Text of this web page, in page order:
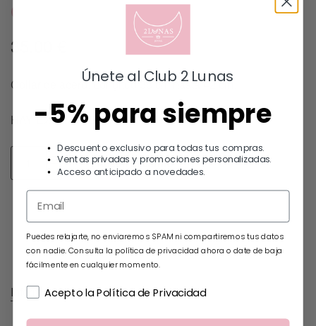
OCTAVIA
35.00
Collar de acero. Longitud 38 cm hasta 42 cm.
HAY EXISTENCIAS
Añadir al carrito
Información adicional
Únete al Club 2 Lunas
-5% para siempre
Descuento exclusivo para todas tus compras.
Ventas privadas y promociones personalizadas.
Acceso anticipado a novedades.
Puedes relajarte, no enviaremos SPAM ni compartiremos tus datos
con nadie. Consulta la política de privacidad ahora o date de baja
fácilmente en cualquier momento.
Acepto la Política de Privacidad